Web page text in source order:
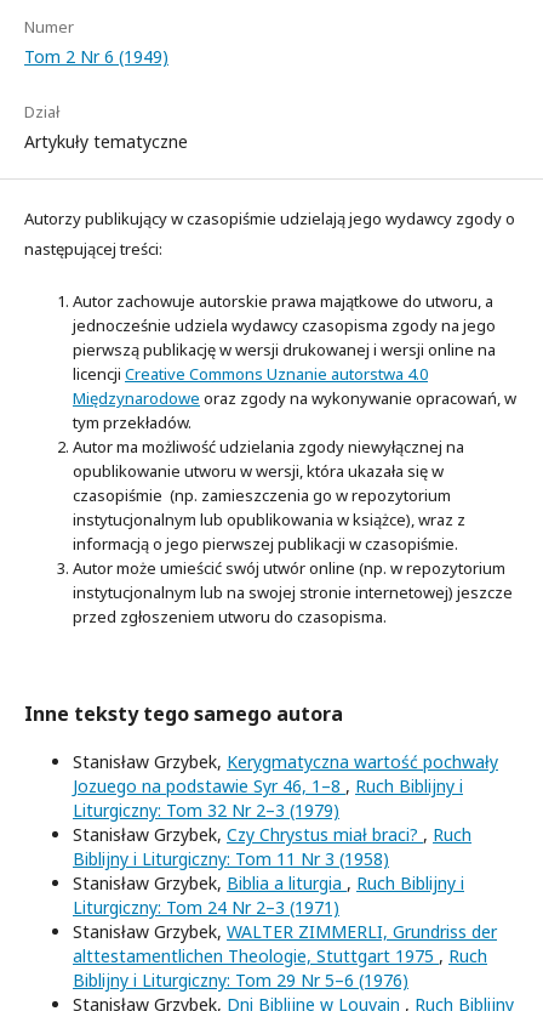
Numer
Tom 2 Nr 6 (1949)
Dział
Artykuły tematyczne
Autorzy publikujący w czasopiśmie udzielają jego wydawcy zgody o
następującej treści:
Autor zachowuje autorskie prawa majątkowe do utworu, a
jednocześnie udziela wydawcy czasopisma zgody na jego
pierwszą publikację w wersji drukowanej i wersji online na
licencji Creative Commons Uznanie autorstwa 4.0
Międzynarodowe oraz zgody na wykonywanie opracowań, w
tym przekładów.
Autor ma możliwość udzielania zgody niewyłącznej na
opublikowanie utworu w wersji, która ukazała się w
czasopiśmie (np. zamieszczenia go w repozytorium
instytucjonalnym lub opublikowania w książce), wraz z
informacją o jego pierwszej publikacji w czasopiśmie.
Autor może umieścić swój utwór online (np. w repozytorium
instytucjonalnym lub na swojej stronie internetowej) jeszcze
przed zgłoszeniem utworu do czasopisma.
Inne teksty tego samego autora
Stanisław Grzybek, Kerygmatyczna wartość pochwały
Jozuego na podstawie Syr 46, 1–8 , Ruch Biblijny i
Liturgiczny: Tom 32 Nr 2–3 (1979)
Stanisław Grzybek, Czy Chrystus miał braci? , Ruch
Biblijny i Liturgiczny: Tom 11 Nr 3 (1958)
Stanisław Grzybek, Biblia a liturgia , Ruch Biblijny i
Liturgiczny: Tom 24 Nr 2–3 (1971)
Stanisław Grzybek, WALTER ZIMMERLI, Grundriss der
alttestamentlichen Theologie, Stuttgart 1975 , Ruch
Biblijny i Liturgiczny: Tom 29 Nr 5–6 (1976)
Stanisław Grzybek, Dni Biblijne w Louvain , Ruch Biblijny